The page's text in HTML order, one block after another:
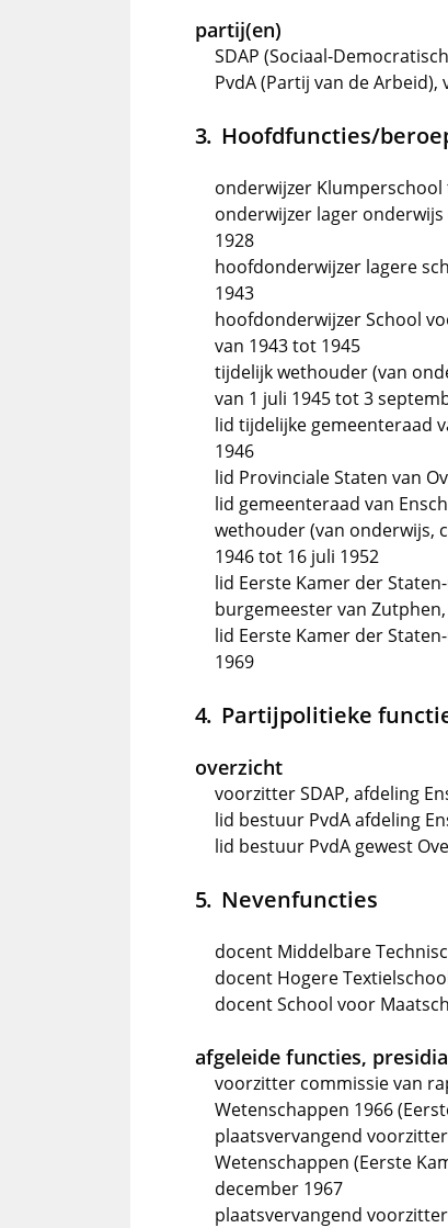
partij(en)
SDAP (Sociaal-
PvdA (Partij van de
Hoofdfuncties/
onderwijzer Klumperschool
onderwijzer lager
1928
hoofdonderwijzer lagere
1943
hoofdonderwijzer School
van 1943 tot 1945
tijdelijk wethouder (van
van 1 juli 1945 tot 3
lid tijdelijke gemeenteraad
1946
lid Provinciale Staten van
lid gemeenteraad van
wethouder (van onderwijs,
1946 tot 16 juli 1952
lid Eerste Kamer der
burgemeester van
lid Eerste Kamer der
1969
Partijpolitieke
overzicht
voorzitter SDAP, afdeling
lid bestuur PvdA afdeling
lid bestuur PvdA gewest
Nevenfuncties
docent Middelbare
docent Hogere
docent School voor
afgeleide functies,
voorzitter commissie van
Wetenschappen 1966
plaatsvervangend
Wetenschappen (Eerste
december 1967
plaatsvervangend